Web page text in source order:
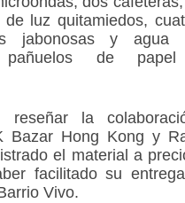
de luz quitamiedos,
jabonosas y agua
pañuelos de
reseñar la
Bazar Hong Kong y
el material a
facilitado su
Vivo.